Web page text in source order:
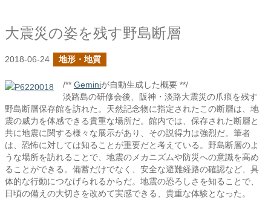
大震災の姿を残す野島断層
2018-06-24 地形・地質
/** Geminiが自動生成した概要 **/
淡路島の研修会後、阪神・淡路大震災の爪痕を残す
野島断層保存館を訪れた。天然記念物に指定されたこの断層は、地
震の威力を体感できる貴重な場所だ。館内では、保存された断層と
共に地震に関する様々な展示があり、その説得力は強烈だ。筆者
は、恐怖に対しては知ることが重要だと考えている。野島断層のよ
うな場所を訪れることで、地震のメカニズムや防災への意識を高め
ることができる。備蓄だけでなく、安全な避難経路の確認など、具
体的な行動につなげられるからだ。地震の恐ろしさを知ることで、
日頃の備えの大切さを改めて実感できる、貴重な体験となった。